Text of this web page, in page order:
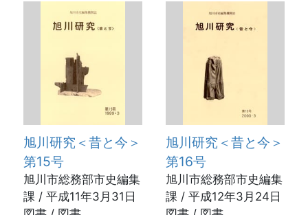
旭川研究＜昔と今＞
第15号
旭川市総務部市史編集
課 / 平成11年3月31日
旭川研究＜昔と今＞
第16号
旭川市総務部市史編集
課 / 平成12年3月24日